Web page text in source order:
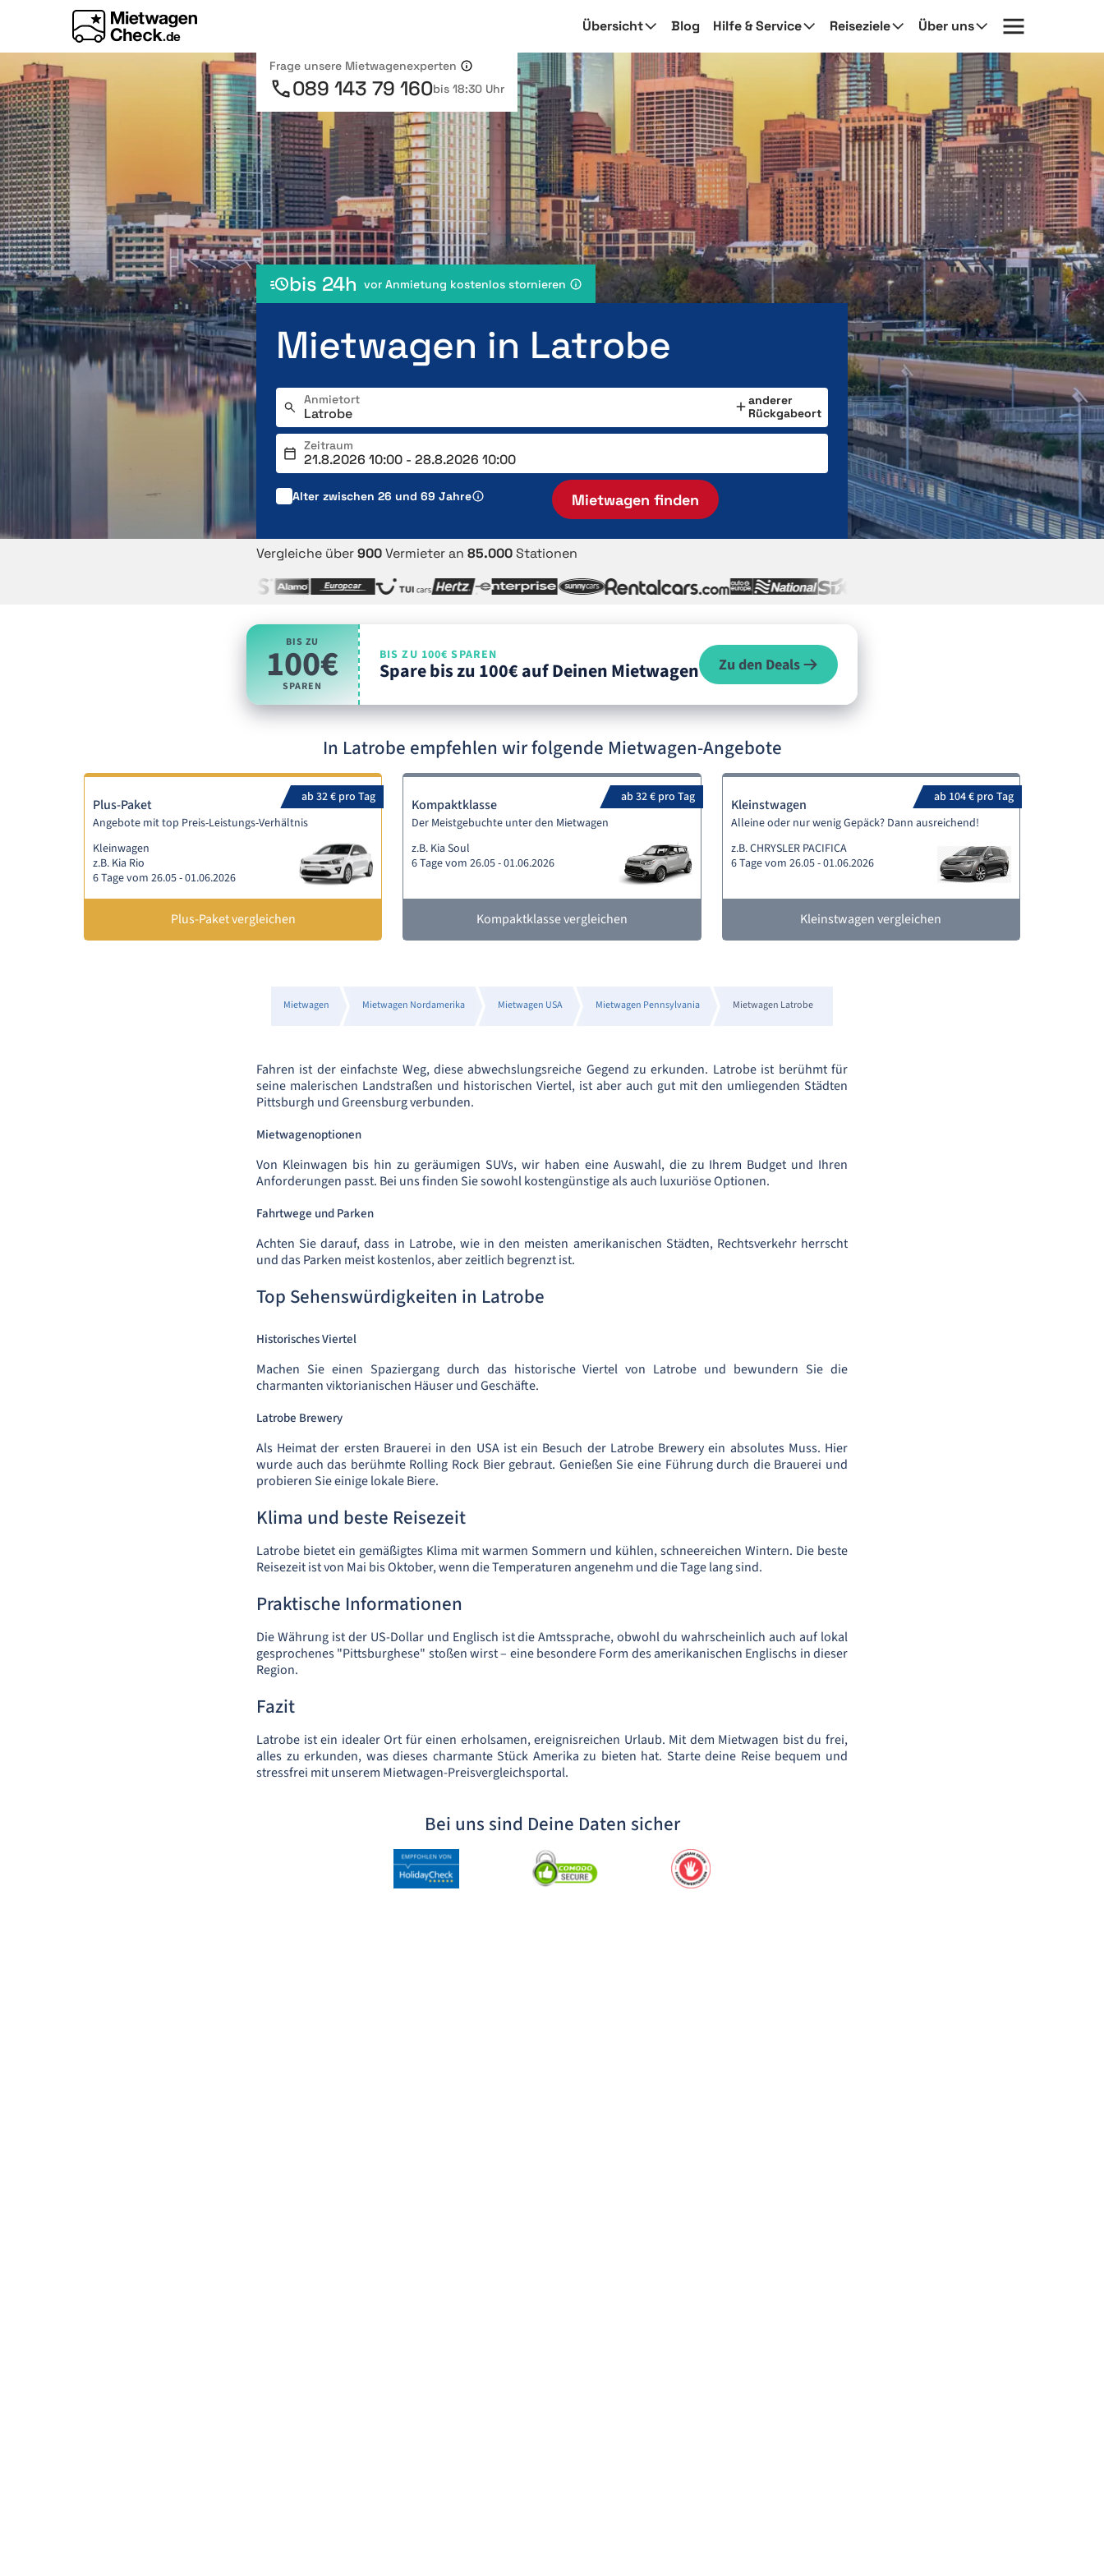
Übersicht Blog Hilfe & Service Reiseziele Über uns
Frage unsere Mietwagenexperten
089 143 79 160bis 18:30 Uhr
bis 24h vor Anmietung kostenlos stornieren
Mietwagen in Latrobe
Anmietort
anderer
Rückgabeort
Zeitraum
Alter zwischen 26 und 69 Jahre Mietwagen finden
Vergleiche über900Vermieter an 85.000Stationen
BIS ZU
100€
SPAREN
BIS ZU 100€ SPAREN
Spare bis zu 100€ auf Deinen Mietwagen Zu den Deals
In Latrobe empfehlen wir folgende Mietwagen-Angebote
ab 32 € pro Tag
Plus-Paket
Angebote mit top Preis-Leistungs-Verhältnis
Kleinwagen
z.B. Kia Rio
6 Tage vom 26.05 - 01.06.2026
Plus-Paket vergleichen
ab 32 € pro Tag
Kompaktklasse
Der Meistgebuchte unter den Mietwagen
z.B. Kia Soul
6 Tage vom 26.05 - 01.06.2026
Kompaktklasse vergleichen
ab 104 € pro Tag
Kleinstwagen
Alleine oder nur wenig Gepäck? Dann ausreichend!
z.B. CHRYSLER PACIFICA
6 Tage vom 26.05 - 01.06.2026
Kleinstwagen vergleichen
Mietwagen Mietwagen Nordamerika Mietwagen USA Mietwagen Pennsylvania Mietwagen Latrobe
Fahren ist der einfachste Weg, diese abwechslungsreiche Gegend zu erkunden. Latrobe ist berühmt für
seine malerischen Landstraßen und historischen Viertel, ist aber auch gut mit den umliegenden Städten
Pittsburgh und Greensburg verbunden.
Mietwagenoptionen
Von Kleinwagen bis hin zu geräumigen SUVs, wir haben eine Auswahl, die zu Ihrem Budget und Ihren
Anforderungen passt. Bei uns finden Sie sowohl kostengünstige als auch luxuriöse Optionen.
Fahrtwege und Parken
Achten Sie darauf, dass in Latrobe, wie in den meisten amerikanischen Städten, Rechtsverkehr herrscht
und das Parken meist kostenlos, aber zeitlich begrenzt ist.
Top Sehenswürdigkeiten in Latrobe
Historisches Viertel
Machen Sie einen Spaziergang durch das historische Viertel von Latrobe und bewundern Sie die
charmanten viktorianischen Häuser und Geschäfte.
Latrobe Brewery
Als Heimat der ersten Brauerei in den USA ist ein Besuch der Latrobe Brewery ein absolutes Muss. Hier
wurde auch das berühmte Rolling Rock Bier gebraut. Genießen Sie eine Führung durch die Brauerei und
probieren Sie einige lokale Biere.
Klima und beste Reisezeit
Latrobe bietet ein gemäßigtes Klima mit warmen Sommern und kühlen, schneereichen Wintern. Die beste
Reisezeit ist von Mai bis Oktober, wenn die Temperaturen angenehm und die Tage lang sind.
Praktische Informationen
Die Währung ist der US-Dollar und Englisch ist die Amtssprache, obwohl du wahrscheinlich auch auf lokal
gesprochenes "Pittsburghese" stoßen wirst – eine besondere Form des amerikanischen Englischs in dieser
Region.
Fazit
Latrobe ist ein idealer Ort für einen erholsamen, ereignisreichen Urlaub. Mit dem Mietwagen bist du frei,
alles zu erkunden, was dieses charmante Stück Amerika zu bieten hat. Starte deine Reise bequem und
stressfrei mit unserem Mietwagen-Preisvergleichsportal.
Bei uns sind Deine Daten sicher